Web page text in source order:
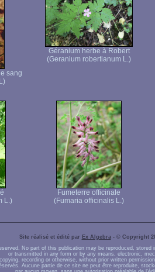
sang
Géranium herbe à Robert
(Geranium robertianum L.)
L.)
Fumeterre officinale
(Fumaria officinalis L.)
Site réalisé et édité par Ex Algebra- © Copyright
No part of this publication may be reproduced, stored
or transmitted in any form or by any means, electronic,
recording or otherwise, without prior written
Aucune partie de ce site ne peut être reproduite,